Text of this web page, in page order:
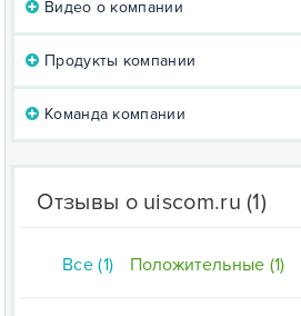
Видео о компании
Продукты компании
Команда компании
Отзывы о uiscom.ru (1)
Все (1) Положительные (1)